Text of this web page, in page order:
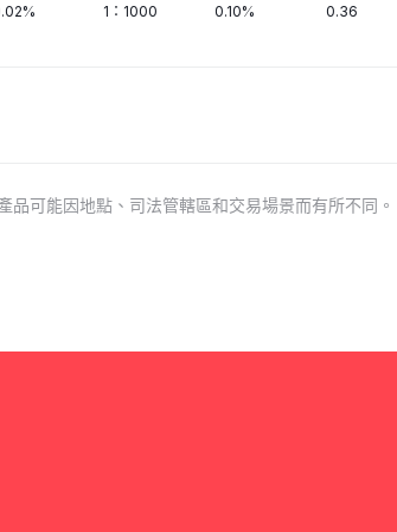
1：1000 0.10% 0.36
可能因地點、司法管轄區和交易場景而有所不同。